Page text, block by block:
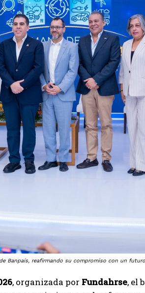
Banpaís, reafirmando su compromiso con un
, organizada por Fundahrse, el